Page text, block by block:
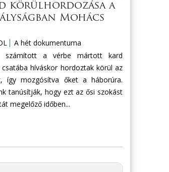
körülhordozása a
Mohács
A hét dokumentuma
számított a vérbe mártott kard
híváskor hordoztak körül az
így mozgósítva őket a háborúra.
tanúsítják, hogy ezt az ősi szokást
megelőző időben...